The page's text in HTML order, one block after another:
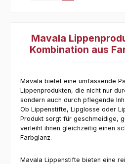
Mavala
Kombination aus
Mavala bietet eine umfassende
Lippenprodukten, die nicht nur
sondern auch durch pflegende
Ob Lippenstifte, Lipglosse oder
Produkt sorgt für geschmeidige,
verleiht ihnen gleichzeitig einen
Farbglanz.
Mavala Lippenstifte bieten eine